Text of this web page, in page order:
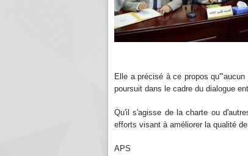
Elle a précisé à ce propos
poursuit dans le cadre du dialogue
Qu'il s'agisse de la charte ou
efforts visant à améliorer la qualité
APS